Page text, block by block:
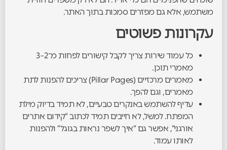
משתמש, אלא גם מפזרים סמכות בתוך האתר.
עקרונות פשוטים
כל עמוד שירות צריך לקבל קישורים לפחות מ־2–3
מאמרי תוכן.
מאמרים מרכזיים (Pillar Pages) צריכים להפנות לתת
מאמרים, וגם להפך.
עדיף להשתמש באנקרים טבעיים, לא תמיד בדיוק מילת
המפתח. למשל, לא חייבים תמיד לכתוב “קידום אתרים
אורגני”, אפשר גם “איך לשפר נראות בגוגל” ולהפנות
לאותו עמוד.